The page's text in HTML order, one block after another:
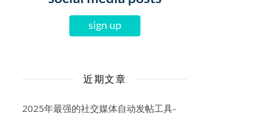
近期文章
2025年最强的社交媒体自动发帖工具-